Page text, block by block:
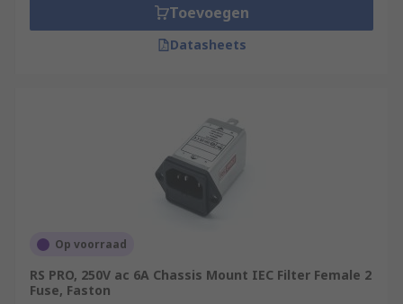
Toevoegen
Datasheets
Op voorraad
RS PRO, 250V ac 6A Chassis Mount IEC Filter Female 2
Fuse, Faston